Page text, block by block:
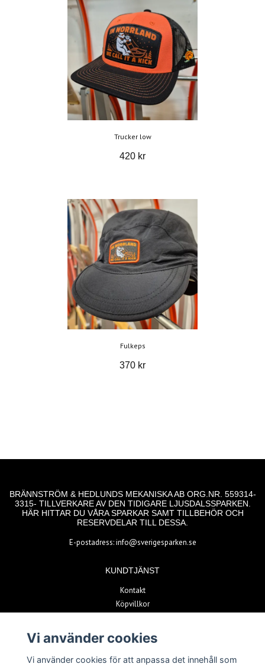
Trucker low
420 kr
Fulkeps
370 kr
BRÄNNSTRÖM & HEDLUNDS MEKANISKA AB ORG.NR. 559314-
3315- TILLVERKARE AV DEN TIDIGARE LJUSDALSSPARKEN.
HÄR HITTAR DU VÅRA SPARKAR SAMT TILLBEHÖR OCH
RESERVDELAR TILL DESSA.
E-postadress:info@sverigesparken.se
KUNDTJÄNST
Kontakt
Köpvillkor
Vi använder cookies
Vi använder cookies för att anpassa det innehåll som